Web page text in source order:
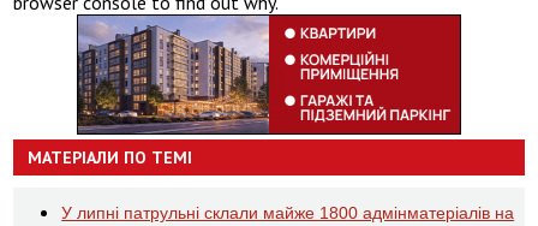
МАТЕРІАЛИ ПО ТЕМІ
У липні патрульні склали майже 1800 адмінматеріалів на